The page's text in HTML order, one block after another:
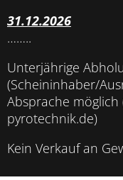
31.12.2026
……..
Unterjährige
(Scheininhaber/
Absprache möglich
pyrotechnik.de)
Kein Verkauf an